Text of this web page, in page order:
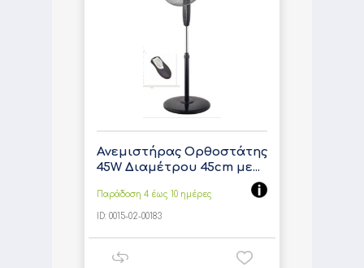
Ανεμιστήρας Ορθοστάτης
45W Διαμέτρου 45cm με...
Παράδοση 4 έως 10 ημέρες
ID: 0015-02-00183